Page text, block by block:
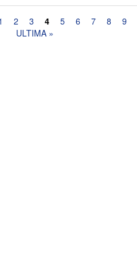
2 3 4 5 6 7 8 9
ULTIMA »